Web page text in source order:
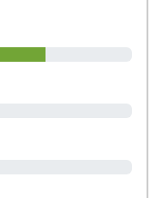
kezelőorvosával.